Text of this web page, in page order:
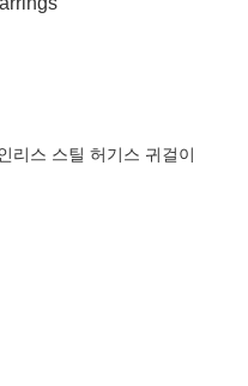
리스 스틸 허기스 귀걸이